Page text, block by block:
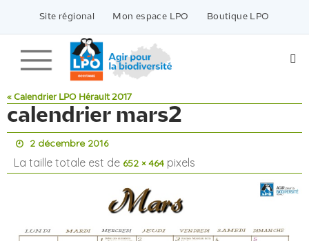
contenu
Site régional Mon espace LPO Boutique LPO
« Calendrier LPO Hérault 2017
calendrier mars2
2 décembre 2016
La taille totale est de 652 × 464 pixels